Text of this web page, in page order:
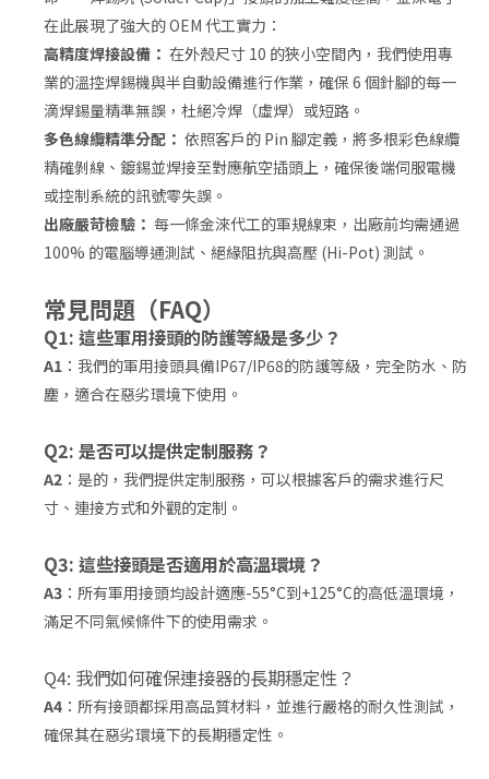
在此展現了強大的 OEM 代工實力：
高精度焊接設備： 在外殼尺寸 10 的狹小空間內，我們使用專
業的溫控焊錫機與半自動設備進行作業，確保 6 個針腳的每一
滴焊錫量精準無誤，杜絕冷焊（虛焊）或短路。
多色線纜精準分配： 依照客戶的 Pin 腳定義，將多根彩色線纜
精確剝線、鍍錫並焊接至對應航空插頭上，確保後端伺服電機
或控制系統的訊號零失誤。
出廠嚴苛檢驗： 每一條金淶代工的軍規線束，出廠前均需通過
100% 的電腦導通測試、絕緣阻抗與高壓 (Hi-Pot) 測試。
常見問題（FAQ）
Q1: 這些軍用接頭的防護等級是多少？
A1 ：我們的軍用接頭具備IP67/IP68的防護等級，完全防水、防
塵，適合在惡劣環境下使用。
Q2: 是否可以提供定制服務？
A2 ：是的，我們提供定制服務，可以根據客戶的需求進行尺
寸、連接方式和外觀的定制。
Q3: 這些接頭是否適用於高溫環境？
A3 ：所有軍用接頭均設計適應-55°C到+125°C的高低溫環境，
滿足不同氣候條件下的使用需求。
Q4: 我們如何確保連接器的長期穩定性？
A4 ：所有接頭都採用高品質材料，並進行嚴格的耐久性測試，
確保其在惡劣環境下的長期穩定性。